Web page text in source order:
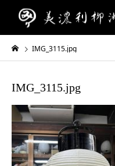
IMG_3115.jpg
IMG_3115.jpg